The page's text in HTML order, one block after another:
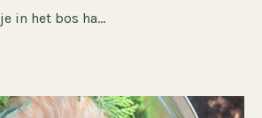
in het bos ha...